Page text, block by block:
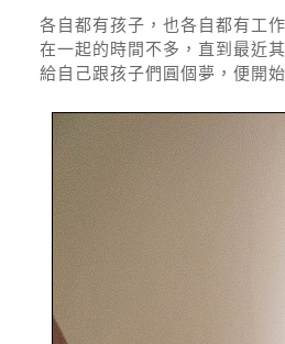
各自都有孩子，也各自都有工
在一起的時間不多，直到最近
給自己跟孩子們圓個夢，便開